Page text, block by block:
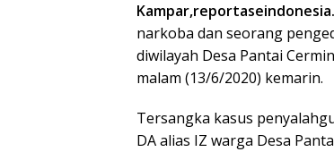
narkoba dan seorang
diwilayah Desa Pantai
malam (13/6/2020) kemarin.
Tersangka kasus
DA alias IZ warga Desa